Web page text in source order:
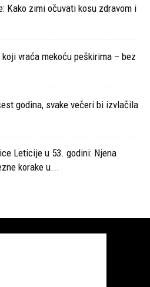
Kako zimi očuvati kosu zdravom i
vraća mekoću peškirima – bez
godina, svake večeri bi izvlačila
Leticije u 53. godini: Njena
korake u...